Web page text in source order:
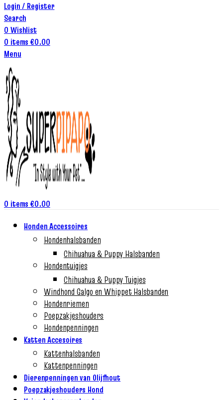
Login / Register
Search
0 Wishlist
0 items €0.00
Menu
0 items €0.00
Honden Accessoires
Hondenhalsbanden
Chihuahua & Puppy Halsbanden
Hondentuigjes
Chihuahua & Puppy Tuigjes
Windhond Galgo en Whippet Halsbanden
Hondenriemen
Poepzakjeshouders
Hondenpenningen
Katten Accesoires
Kattenhalsbanden
Kattenpenningen
Dierenpenningen van Olijfhout
Poepzakjeshouders Hond